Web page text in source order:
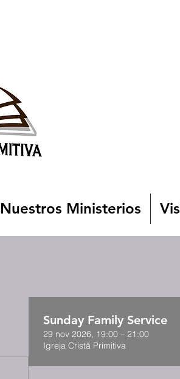
Nuestros Ministerios
Sunday Family Service
29 nov 2026, 19:00 – 21:00
Igreja Cristã Primitiva